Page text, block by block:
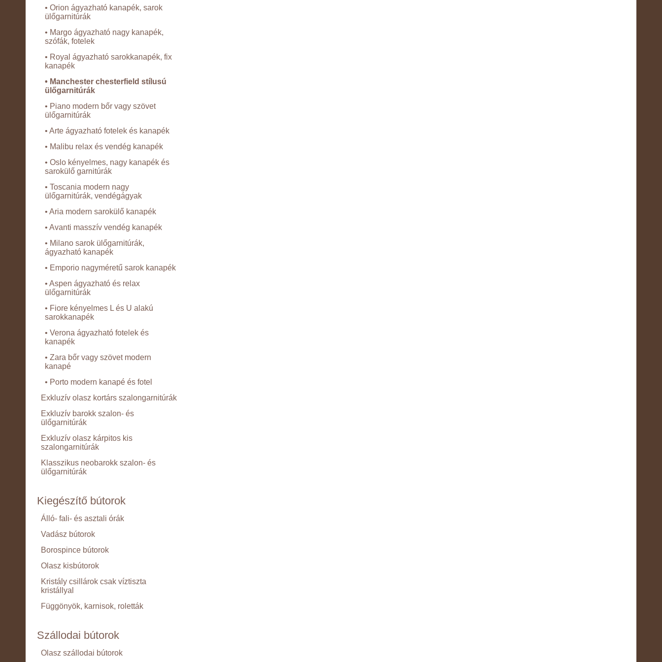
• Orion ágyazható kanapék, sarok
ülőgarnitúrák
• Margo ágyazható nagy kanapék,
szófák, fotelek
• Royal ágyazható sarokkanapék, fix
kanapék
• Manchester chesterfield stílusú
ülőgarnitúrák
• Piano modern bőr vagy szövet
ülőgarnitúrák
• Arte ágyazható fotelek és kanapék
• Malibu relax és vendég kanapék
• Oslo kényelmes, nagy kanapék és
sarokülő garnitúrák
• Toscania modern nagy
ülőgarnitúrák, vendégágyak
• Aria modern sarokülő kanapék
• Avanti masszív vendég kanapék
• Milano sarok ülőgarnitúrák,
ágyazható kanapék
• Emporio nagyméretű sarok kanapék
• Aspen ágyazható és relax
ülőgarnitúrák
• Fiore kényelmes L és U alakú
sarokkanapék
• Verona ágyazható fotelek és
kanapék
• Zara bőr vagy szövet modern
kanapé
• Porto modern kanapé és fotel
Exkluzív olasz kortárs szalongarnitúrák
Exkluzív barokk szalon- és
ülőgarnitúrák
Exkluzív olasz kárpitos kis
szalongarnitúrák
Klasszikus neobarokk szalon- és
ülőgarnitúrák
Kiegészítő bútorok
Álló- fali- és asztali órák
Vadász bútorok
Borospince bútorok
Olasz kisbútorok
Kristály csillárok csak víztiszta
kristállyal
Függönyök, karnisok, roletták
Szállodai bútorok
Olasz szállodai bútorok